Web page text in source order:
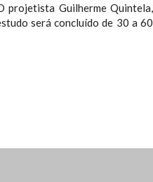
Guilherme Quintela,
será concluído de 30 a 60